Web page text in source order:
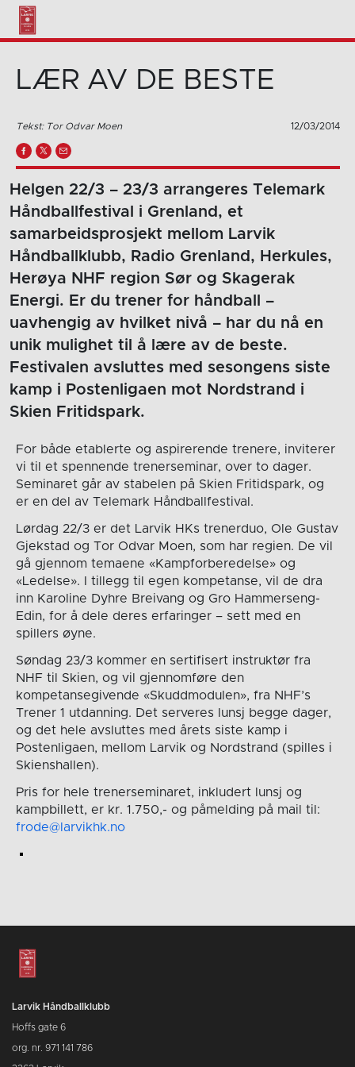
LÆR AV DE BESTE
Tekst: Tor Odvar Moen 12/03/2014
Helgen 22/3 – 23/3 arrangeres Telemark
Håndballfestival i Grenland, et
samarbeidsprosjekt mellom Larvik
Håndballklubb, Radio Grenland, Herkules,
Herøya NHF region Sør og Skagerak
Energi. Er du trener for håndball –
uavhengig av hvilket nivå – har du nå en
unik mulighet til å lære av de beste.
Festivalen avsluttes med sesongens siste
kamp i Postenligaen mot Nordstrand i
Skien Fritidspark.
For både etablerte og aspirerende trenere, inviterer
vi til et spennende trenerseminar, over to dager.
Seminaret går av stabelen på Skien Fritidspark, og
er en del av Telemark Håndballfestival.
Lørdag 22/3 er det Larvik HKs trenerduo, Ole Gustav
Gjekstad og Tor Odvar Moen, som har regien. De vil
gå gjennom temaene «Kampforberedelse» og
«Ledelse». I tillegg til egen kompetanse, vil de dra
inn Karoline Dyhre Breivang og Gro Hammerseng-
Edin, for å dele deres erfaringer – sett med en
spillers øyne.
Søndag 23/3 kommer en sertifisert instruktør fra
NHF til Skien, og vil gjennomføre den
kompetansegivende «Skuddmodulen», fra NHF’s
Trener 1 utdanning. Det serveres lunsj begge dager,
og det hele avsluttes med årets siste kamp i
Postenligaen, mellom Larvik og Nordstrand (spilles i
Skienshallen).
Pris for hele trenerseminaret, inkludert lunsj og
kampbillett, er kr. 1.750,- og påmelding på mail til:
frode@larvikhk.no
Larvik Håndballklubb
Hoffs gate 6
org. nr. 971 141 786